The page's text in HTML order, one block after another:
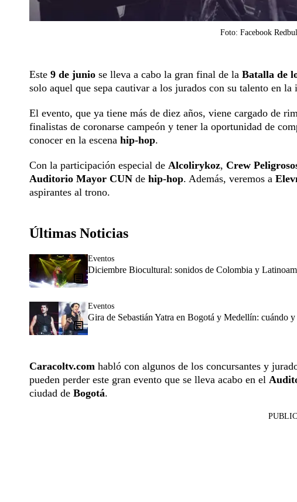
Foto: Facebook
Este 9 de junio se lleva a cabo la gran final de la Batalla de
solo aquel que sepa cautivar a los jurados con su talento en
El evento, que ya tiene más de diez años, viene cargado de
finalistas de coronarse campeón y tener la oportunidad de
conocer en la escena hip-hop.
Con la participación especial de Alcolirykoz, Crew
Auditorio Mayor CUN de hip-hop. Además, veremos a
aspirantes al trono.
Últimas Noticias
Eventos
Diciembre Biocultural: sonidos de Colombia y
Eventos
Gira de Sebastián Yatra en Bogotá y Medellín: cuándo
Caracoltv.com habló con algunos de los concursantes y
pueden perder este gran evento que se lleva acabo en el
ciudad de Bogotá.